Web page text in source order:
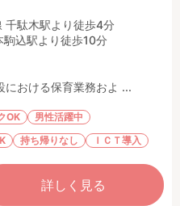
千駄木駅より徒歩4分
込駅より徒歩10分
における保育業務およ ...
OK
男性活躍中
持ち帰りなし ＩＣＴ導入
詳しく見る